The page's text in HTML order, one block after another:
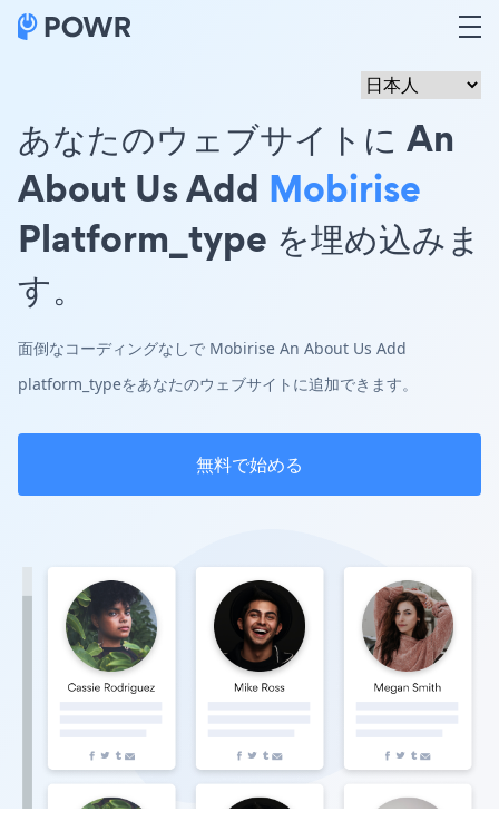
あなたのウェブサイトに An
About Us Add Mobirise
Platform_type を埋め込みま
す。
面倒なコーディングなしで Mobirise An About Us Add
platform_typeをあなたのウェブサイトに追加できます。
無料で始める